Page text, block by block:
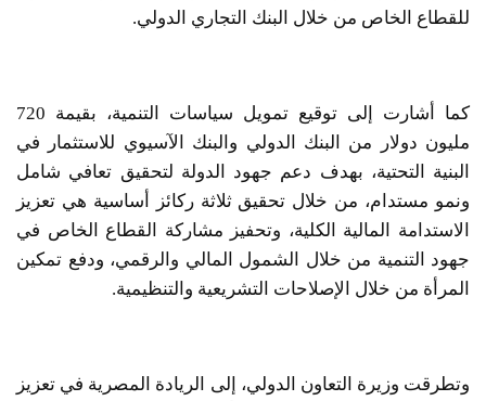
للقطاع الخاص من خلال البنك التجاري الدولي.
كما أشارت إلى توقيع تمويل سياسات التنمية، بقيمة 720
مليون دولار من البنك الدولي والبنك الآسيوي للاستثمار في
البنية التحتية، بهدف دعم جهود الدولة لتحقيق تعافي شامل
ونمو مستدام، من خلال تحقيق ثلاثة ركائز أساسية هي تعزيز
الاستدامة المالية الكلية، وتحفيز مشاركة القطاع الخاص في
جهود التنمية من خلال الشمول المالي والرقمي، ودفع تمكين
المرأة من خلال الإصلاحات التشريعية والتنظيمية.
وتطرقت وزيرة التعاون الدولي، إلى الريادة المصرية في تعزيز